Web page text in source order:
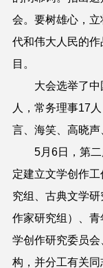
会。要树雄心，
代和伟大人民的
目。
大会选举了中
人，常务理事17
言、海笑、高晓
5月6日，第二
定建立文学创作
究组、古典文学
作家研究组）、
学创作研究委员
构，并分工有关同